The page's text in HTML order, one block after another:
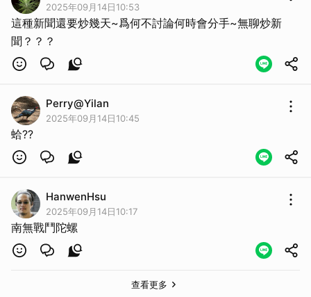
2025年09月14日10:53
這種新聞還要炒幾天~爲何不討論何時會分手~無聊炒新
聞？？？
Perry@Yilan
2025年09月14日10:45
蛤??
HanwenHsu
2025年09月14日10:17
南無戰鬥陀螺
查看更多